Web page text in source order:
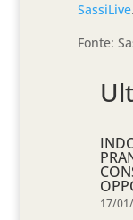
SassiLive.
Fonte:
17/